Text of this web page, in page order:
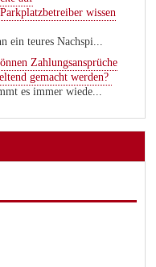
wissen
ein teures Nachspi...
Zahlungsansprüche
gemacht werden?
es immer wiede...